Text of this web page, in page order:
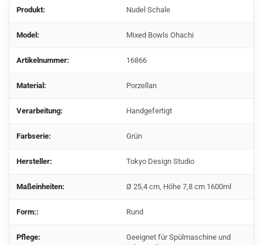
Produkt: Nudel Schale
Model: Mixed Bowls Ohachi
Artikelnummer: 16866
Material: Porzellan
Verarbeitung: Handgefertigt
Farbserie: Grün
Hersteller: Tokyo Design Studio
Maßeinheiten: Ø 25,4 cm, Höhe 7,8 cm 1600ml
Form:: Rund
Pflege:
Geeignet für Spülmaschine und